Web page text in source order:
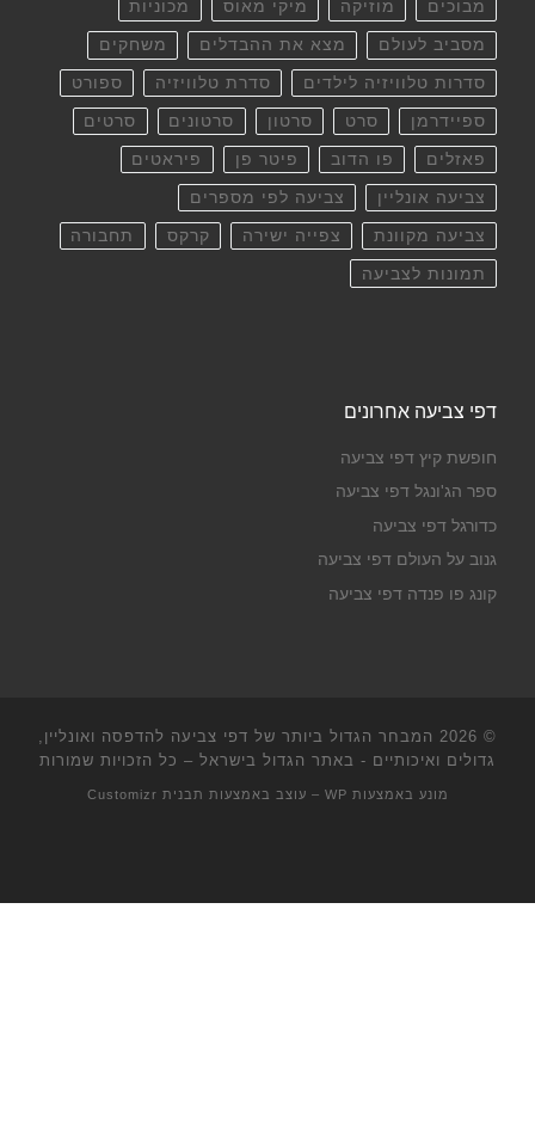
מבוכים מוזיקה מיקי מאוס מכוניות
מסביב לעולם מצא את ההבדלים משחקים
סדרות טלוויזיה לילדים סדרת טלוויזיה ספורט
ספיידרמן סרט סרטון סרטונים סרטים
פאזלים פו הדוב פיטר פן פיראטים
צביעה אונליין צביעה לפי מספרים
צביעה מקוונת צפייה ישירה קרקס תחבורה
תמונות לצביעה
דפי צביעה אחרונים
חופשת קיץ דפי צביעה
ספר הג'ונגל דפי צביעה
כדורגל דפי צביעה
גנוב על העולם דפי צביעה
קונג פו פנדה דפי צביעה
© 2026
המבחר הגדול ביותר של דפי צביעה להדפסה ואונליין,
גדולים ואיכותיים - באתר הגדול בישראל – כל הזכויות שמורות
מונע באמצעות WP – עוצב באמצעות תבנית Customizr